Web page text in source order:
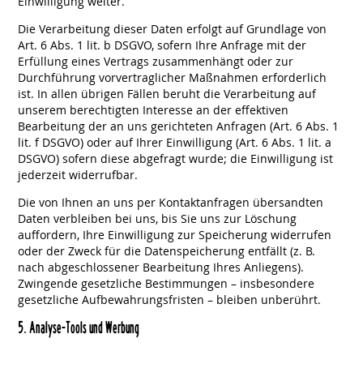
Die Verarbeitung dieser Daten erfolgt auf Grundlage von
Art. 6 Abs. 1 lit. b DSGVO, sofern Ihre Anfrage mit der
Erfüllung eines Vertrags zusammenhängt oder zur
Durchführung vorvertraglicher Maßnahmen erforderlich
ist. In allen übrigen Fällen beruht die Verarbeitung auf
unserem berechtigten Interesse an der effektiven
Bearbeitung der an uns gerichteten Anfragen (Art. 6 Abs. 1
lit. f DSGVO) oder auf Ihrer Einwilligung (Art. 6 Abs. 1 lit. a
DSGVO) sofern diese abgefragt wurde; die Einwilligung ist
jederzeit widerrufbar.
Die von Ihnen an uns per Kontaktanfragen übersandten
Daten verbleiben bei uns, bis Sie uns zur Löschung
auffordern, Ihre Einwilligung zur Speicherung widerrufen
oder der Zweck für die Datenspeicherung entfällt (z. B.
nach abgeschlossener Bearbeitung Ihres Anliegens).
Zwingende gesetzliche Bestimmungen – insbesondere
gesetzliche Aufbewahrungsfristen – bleiben unberührt.
5. Analyse-Tools und Werbung